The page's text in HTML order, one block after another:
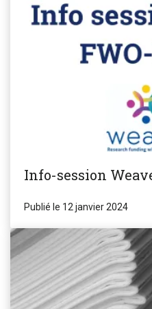
Info-session
Publié le 12 janvier 2024